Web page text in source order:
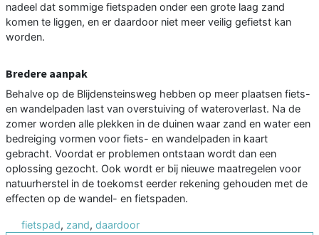
nadeel dat sommige fietspaden onder een grote laag zand
komen te liggen, en er daardoor niet meer veilig gefietst kan
worden.
Bredere aanpak
Behalve op de Blijdensteinsweg hebben op meer plaatsen fiets-
en wandelpaden last van overstuiving of wateroverlast. Na de
zomer worden alle plekken in de duinen waar zand en water een
bedreiging vormen voor fiets- en wandelpaden in kaart
gebracht. Voordat er problemen ontstaan wordt dan een
oplossing gezocht. Ook wordt er bij nieuwe maatregelen voor
natuurherstel in de toekomst eerder rekening gehouden met de
effecten op de wandel- en fietspaden.
fietspad, zand, daardoor